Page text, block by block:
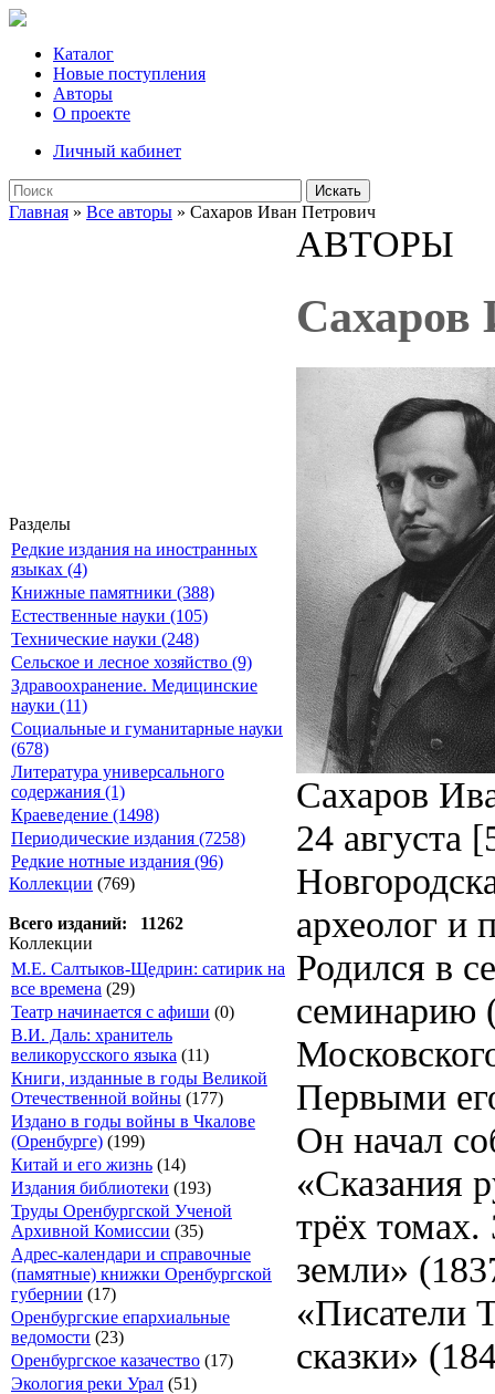
Каталог
Новые поступления
Авторы
О проекте
Личный кабинет
Искать
Главная » Все авторы » Сахаров Иван Петрович
Разделы
Редкие издания на иностранных
языках (4)
Книжные памятники (388)
Естественные науки (105)
Технические науки (248)
Сельское и лесное хозяйство (9)
Здравоохранение. Медицинские
науки (11)
Социальные и гуманитарные науки
(678)
Литература универсального
содержания (1)
Краеведение (1498)
Периодические издания (7258)
Редкие нотные издания (96)
Коллекции (769)
Всего изданий: 11262
Коллекции
М.Е. Салтыков-Щедрин: сатирик на
все времена (29)
Театр начинается с афиши (0)
В.И. Даль: хранитель
великорусского языка (11)
Книги, изданные в годы Великой
Отечественной войны (177)
Издано в годы войны в Чкалове
(Оренбурге) (199)
Китай и его жизнь (14)
Издания библиотеки (193)
Труды Оренбургской Ученой
Архивной Комиссии (35)
Адрес-календари и справочные
(памятные) книжки Оренбургской
губернии (17)
Оренбургские епархиальные
ведомости (23)
Оренбургское казачество (17)
Экология реки Урал (51)
АВТОРЫ
Сахаров
Сахаров
24 августа
археолог и
Родился в
семинарию
Первыми
Он начал
«Сказания
трёх
земли»
«Писатели
сказки»